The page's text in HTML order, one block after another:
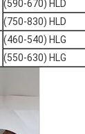
(590-670) HLD
(750-830) HLD
(460-540) HLG
(550-630) HLG